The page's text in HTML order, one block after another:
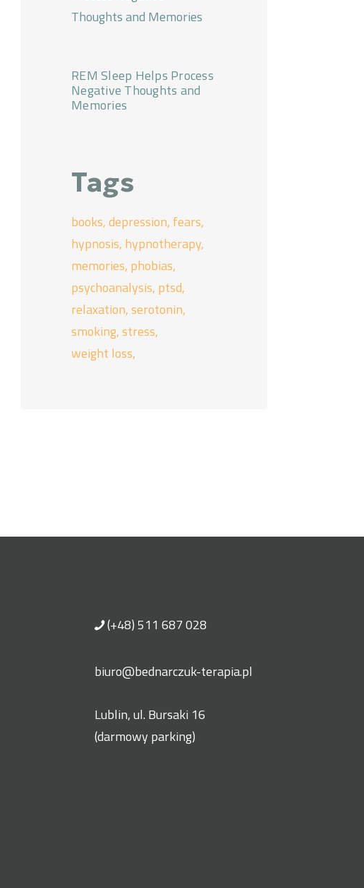
REM Sleep Helps Process
Negative Thoughts and
Memories
Tags
books depression fears
hypnosis hypnotherapy
memories phobias
psychoanalysis ptsd
relaxation serotonin
smoking stress
weight loss
(+48) 511 687 028
biuro@bednarczuk-terapia.pl
Lublin, ul. Bursaki 16
(darmowy parking)